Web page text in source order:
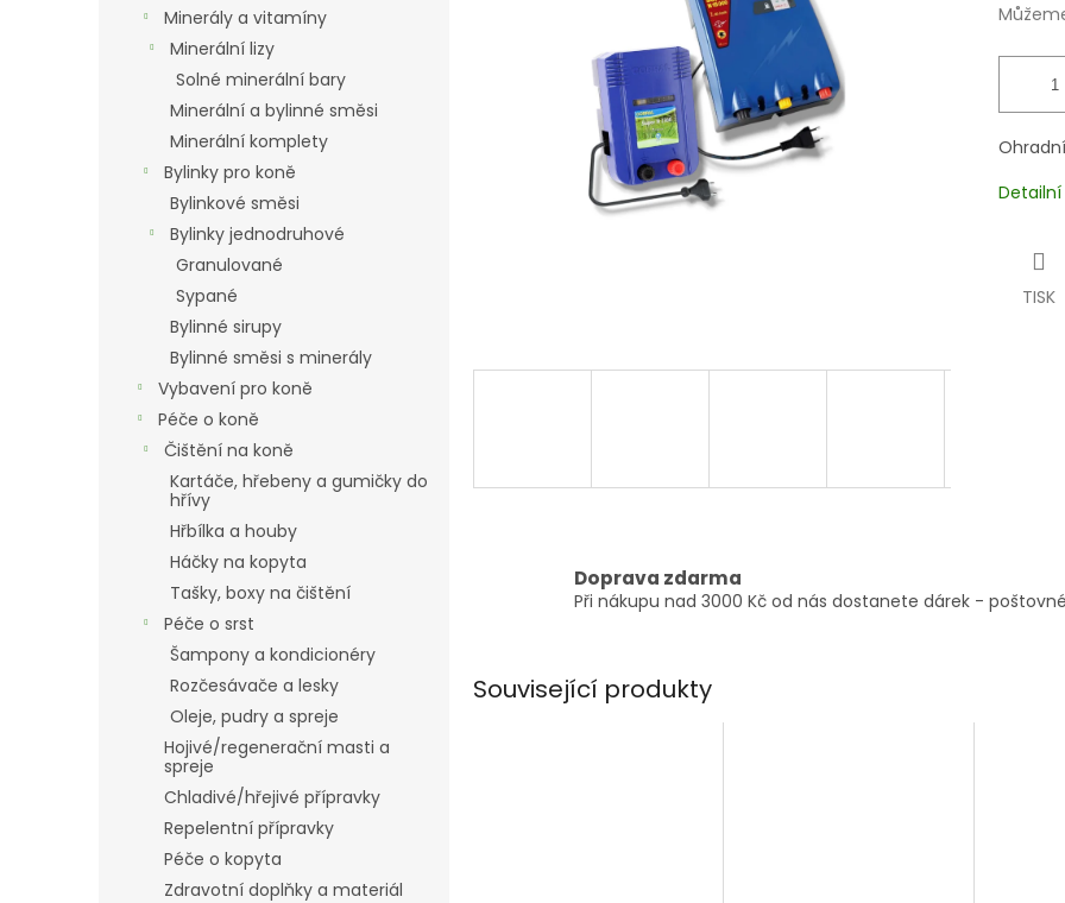
Minerály a vitamíny
Minerální lizy
Solné minerální bary
Minerální a bylinné směsi
Minerální komplety
Bylinky pro koně
Bylinkové směsi
Bylinky jednodruhové
Granulované
Sypané
Bylinné sirupy
Bylinné směsi s minerály
Vybavení pro koně
Péče o koně
Čištění na koně
Kartáče, hřebeny a gumičky do
hřívy
Hřbílka a houby
Háčky na kopyta
Tašky, boxy na čištění
Péče o srst
Šampony a kondicionéry
Rozčesávače a lesky
Oleje, pudry a spreje
Hojivé/regenerační masti a
spreje
Chladivé/hřejivé přípravky
Repelentní přípravky
Péče o kopyta
Zdravotní doplňky a materiál
TISK
Doprava zdarma
Při nákupu nad 3000 Kč od nás dostanete dárek -
Související produkty